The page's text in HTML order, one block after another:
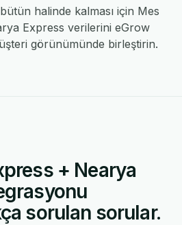
halinde kalması için Mes
Express verilerini eGrow
görünümünde birleştirin.
+ Nearya
sorulan sorular.